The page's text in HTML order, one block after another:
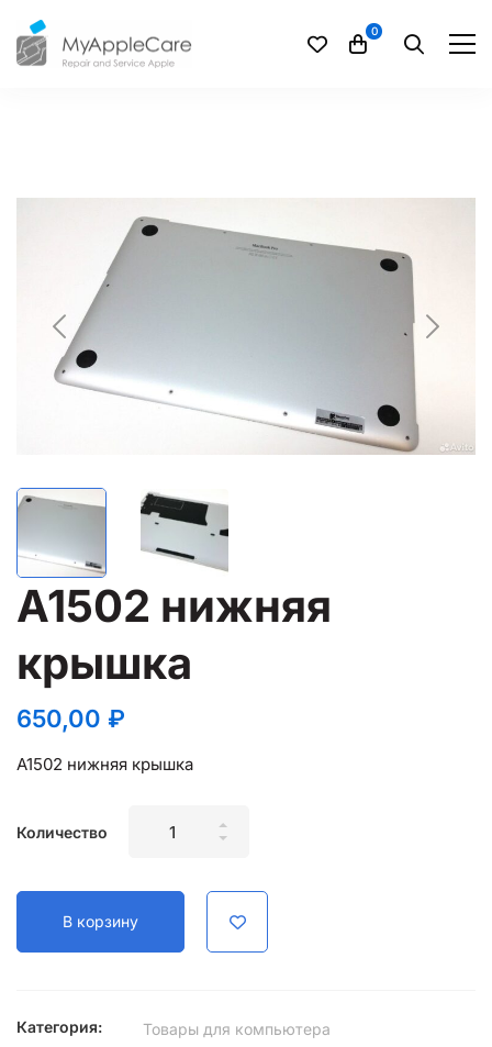
A1502 нижняя
крышка
650,00 ₽
A1502 нижняя крышка
Количество
В корзину
Категория:
Товары для компьютера